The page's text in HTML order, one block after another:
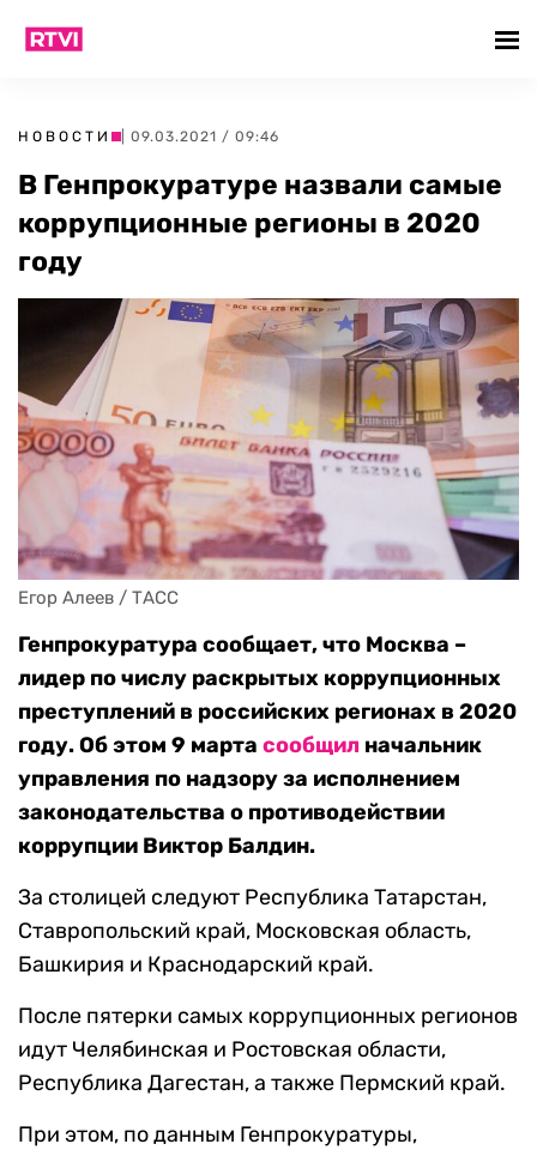
НОВОСТИ | 09.03.2021 / 09:46
В Генпрокуратуре назвали самые
коррупционные регионы в 2020
году
Егор Алеев / ТАСС
Генпрокуратура сообщает, что Москва –
лидер по числу раскрытых коррупционных
преступлений в российских регионах в 2020
году. Об этом 9 марта сообщил начальник
управления по надзору за исполнением
законодательства о противодействии
коррупции Виктор Балдин.
За столицей следуют Республика Татарстан,
Ставропольский край, Московская область,
Башкирия и Краснодарский край.
После пятерки самых коррупционных регионов
идут Челябинская и Ростовская области,
Республика Дагестан, а также Пермский край.
При этом, по данным Генпрокуратуры,